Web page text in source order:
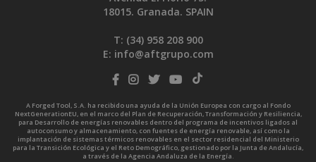
18015. Granada. SPAIN
T: (34) 958 208 900
E: info@aftgrupo.com
A Forged Tool, S.A. ha recibido una ayuda de la Unión Europea con cargo al Fondo
NextGenerationEU, en el marco del Plan de Recuperación, Transformación y Resiliencia,
para Desarrollo de energías renovables dentro del programa de incentivos ligados al
autoconsumo y almacenamiento, con fuentes de energía renovable, así como la
implantación de sistemas térmicos renovables en el sector residencial del Ministerio
para la Transición Ecológica y el Reto Demográfico, gestionado por la Junta de Andalucía,
a través de la Agencia Andaluza de la Energía.